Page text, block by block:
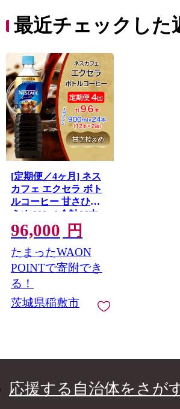
最近チェックした
[定期便／4ヶ月] ネス
カフェ エクセラ ボト
ルコーヒー 甘さひか
えめ 900ml 合計96本
(12本×2箱×4回発送)｜
珈琲 アイスコーヒー
ペットボトル ケース
カフェ ギフト ネスレ
[2165]
96,000 円
たまったWAON
POINTで寄附でき
る！
茨城県稲敷市
応援する自治体をさが